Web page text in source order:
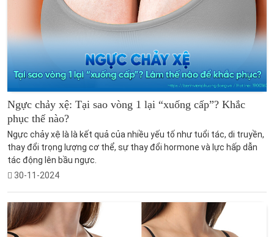
Ngực chảy xệ: Tại sao vòng 1 lại “xuống cấp”? Khắc
phục thế nào?
Ngực chảy xệ là là kết quả của nhiều yếu tố như tuổi tác, di truyền,
thay đổi trọng lượng cơ thể, sự thay đổi hormone và lực hấp dẫn
tác động lên bầu ngực.
30-11-2024